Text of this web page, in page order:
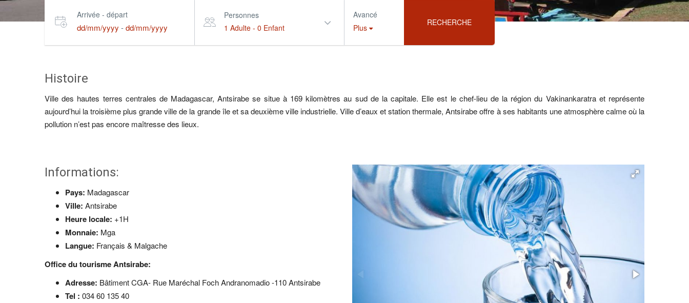
Arrivée - départ
dd/mm/yyyy -dd/mm/yyyy
Personnes
1 Adulte- 0 Enfant
Avancé
Plus
RECHERCHE
Histoire
Ville des hautes terres centrales de Madagascar, Antsirabe se situe à 169 kilomètres au sud de la capitale. Elle est le chef-lieu de la région du Vakinankaratra et représente
aujourd’hui la troisième plus grande ville de la grande île et sa deuxième ville industrielle. Ville d’eaux et station thermale, Antsirabe offre à ses habitants une atmosphère calme où la
pollution n’est pas encore maîtresse des lieux.
Informations:
Pays: Madagascar
Ville: Antsirabe
Heure locale: +1H
Monnaie: Mga
Langue: Français & Malgache
Office du tourisme Antsirabe:
Adresse: Bâtiment CGA- Rue Maréchal Foch Andranomadio -110 Antsirabe
Tel : 034 60 135 40